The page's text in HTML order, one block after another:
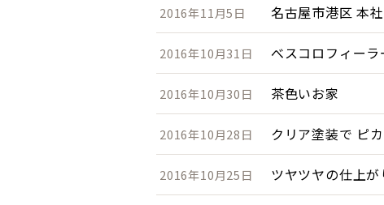
2016年11月5日 名古屋市港区 本
2016年10月31日 べスコロフィーラ
2016年10月30日 茶色いお家
2016年10月28日 クリア塗装で ピ
2016年10月25日 ツヤツヤの仕上が